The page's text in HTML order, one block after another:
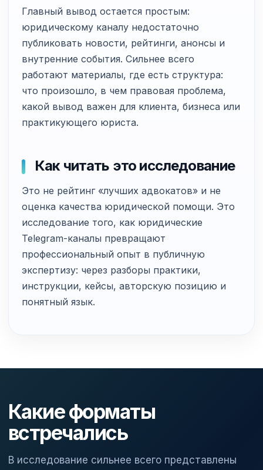
Главный вывод остается простым:
юридическому каналу недостаточно
публиковать новости, рейтинги, анонсы и
внутренние события. Сильнее всего
работают материалы, где есть структура:
что произошло, в чем правовая проблема,
какой вывод важен для клиента, бизнеса или
практикующего юриста.
Как читать это исследование
Это не рейтинг «лучших адвокатов» и не
оценка качества юридической помощи. Это
исследование того, как юридические
Telegram-каналы превращают
профессиональный опыт в публичную
экспертизу: через разборы практики,
инструкции, кейсы, авторскую позицию и
понятный язык.
Какие форматы
встречались
В исследование сильнее всего представлены